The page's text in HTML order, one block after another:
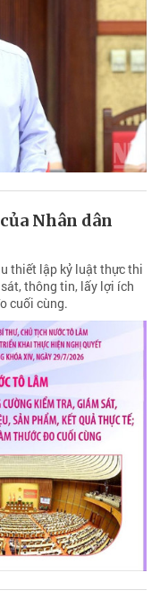
Nhân dân
thiết lập kỷ luật thực thi
thông tin, lấy lợi ích
cuối cùng.